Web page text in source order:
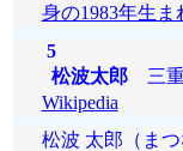
身の1983年生ま
5
松波太郎三重
Wikipedia
松波 太郎（ま